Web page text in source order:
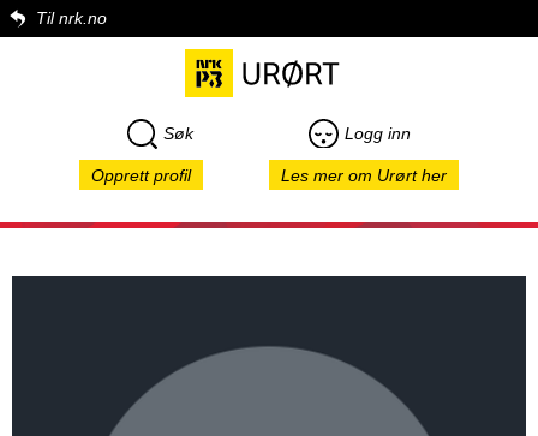
Til nrk.no
Søk Logg inn
Opprett profil Les mer om Urørt her